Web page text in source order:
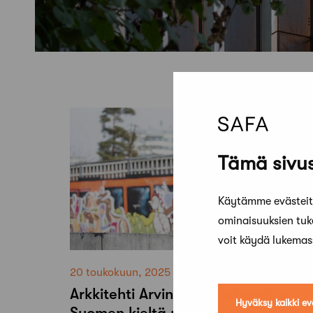
Tämä
Käytämme
ominaisuuksien
voit käydä
Hyväksy kaikki
20 toukokuun, 2025
Arkkitehti Arvind Ramachandran: